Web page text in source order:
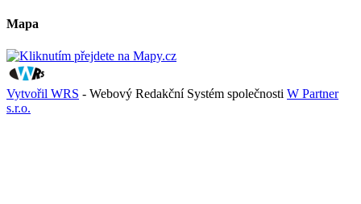
Mapa
Vytvořil WRS - Webový Redakční Systém společnosti W Partner
s.r.o.